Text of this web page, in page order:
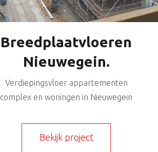
Breedplaatvloeren
Nieuwegein.
Verdiepingsvloer appartementen
complex en woningen in Nieuwegein
Bekijk project